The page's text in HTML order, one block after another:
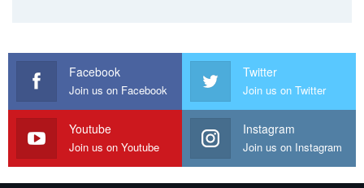
Facebook
Join us on Facebook
Twitter
Join us on Twitter
Youtube
Join us on Youtube
Instagram
Join us on Instagram